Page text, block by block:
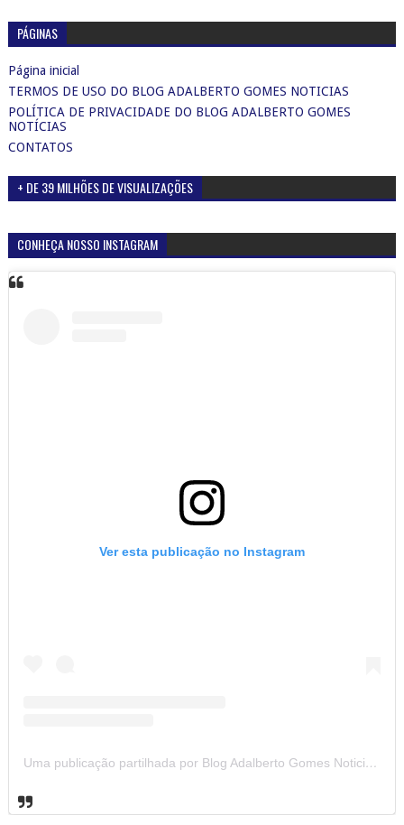
PÁGINAS
Página inicial
TERMOS DE USO DO BLOG ADALBERTO GOMES NOTICIAS
POLÍTICA DE PRIVACIDADE DO BLOG ADALBERTO GOMES
NOTÍCIAS
CONTATOS
+ DE 39 MILHÕES DE VISUALIZAÇÕES
CONHEÇA NOSSO INSTAGRAM
Ver esta publicação no Instagram
Uma publicação partilhada por Blog Adalberto Gomes Noticias (@blogadalbertogomesnoticiass)